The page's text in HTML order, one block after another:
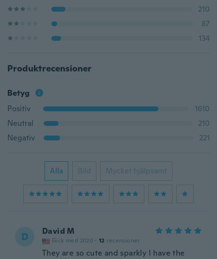
210
87
134
Produktrecensioner
Betyg
Positiv
1610
Neutral
210
Negativ
221
Alla Bild Mycket hjälpsamt
D David M
Gick med 2020 · 12 recensioner
They are so cute and sparkly I have the